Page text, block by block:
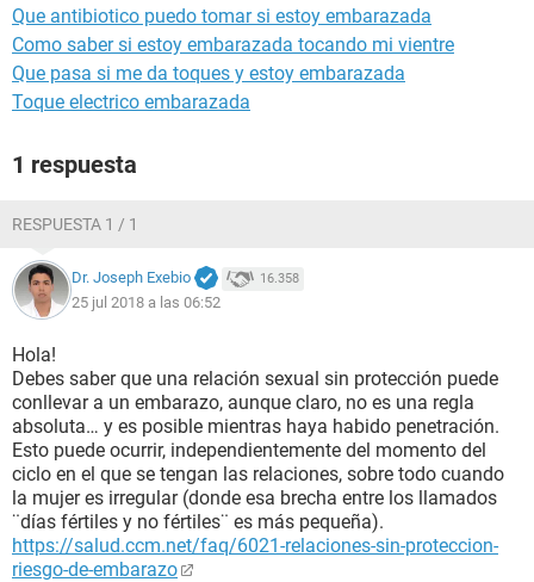
Que antibiotico puedo tomar si estoy embarazada
Como saber si estoy embarazada tocando mi vientre
Que pasa si me da toques y estoy embarazada
Toque electrico embarazada
1 respuesta
RESPUESTA 1 / 1
Dr. Joseph Exebio 16.358
25 jul 2018 a las 06:52
Hola!
Debes saber que una relación sexual sin protección puede
conllevar a un embarazo, aunque claro, no es una regla
absoluta… y es posible mientras haya habido penetración.
Esto puede ocurrir, independientemente del momento del
ciclo en el que se tengan las relaciones, sobre todo cuando
la mujer es irregular (donde esa brecha entre los llamados
¨días fértiles y no fértiles¨ es más pequeña).
https://salud.ccm.net/faq/6021-relaciones-sin-proteccion-
riesgo-de-embarazo